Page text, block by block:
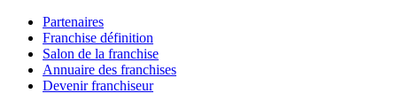
Partenaires
Franchise définition
Salon de la franchise
Annuaire des franchises
Devenir franchiseur